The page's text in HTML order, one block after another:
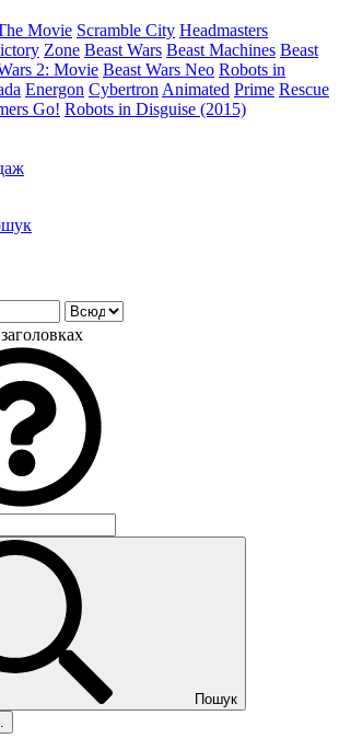
Movie Scramble City Headmasters
Zone Beast Wars Beast Machines Beast
2: Movie Beast Wars Neo Robots in
Energon Cybertron Animated Prime Rescue
Go! Robots in Disguise (2015)
Пошук